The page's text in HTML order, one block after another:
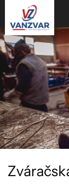
Zváračsk